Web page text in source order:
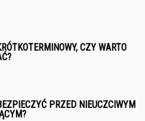
CZY WARTO
PRZED NIEUCZCIWYM